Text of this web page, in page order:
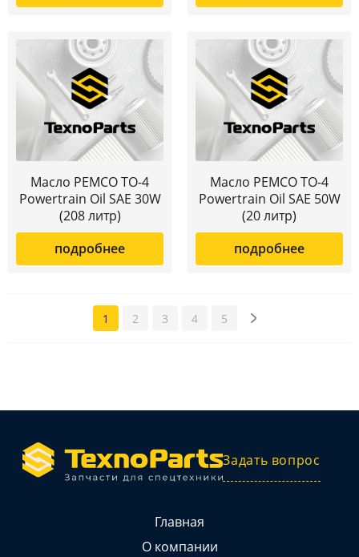
Масло PEMCO ТО-4
Powertrain Oil SAE 30W
(208 литр)
подробнее
Масло PEMCO ТО-4
Powertrain Oil SAE 50W
(20 литр)
подробнее
1 2 3 4 5
Задать вопрос
Главная
О компании